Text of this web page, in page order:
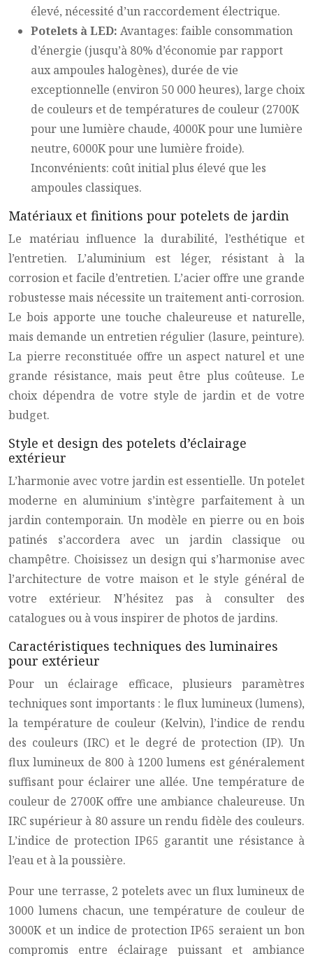
élevé, nécessité d’un raccordement électrique.
Potelets à LED: Avantages: faible consommation
d’énergie (jusqu’à 80% d’économie par rapport
aux ampoules halogènes), durée de vie
exceptionnelle (environ 50 000 heures), large choix
de couleurs et de températures de couleur (2700K
pour une lumière chaude, 4000K pour une lumière
neutre, 6000K pour une lumière froide).
Inconvénients: coût initial plus élevé que les
ampoules classiques.
Matériaux et finitions pour potelets de jardin
Le matériau influence la durabilité, l’esthétique et
l’entretien. L’aluminium est léger, résistant à la
corrosion et facile d’entretien. L’acier offre une grande
robustesse mais nécessite un traitement anti-corrosion.
Le bois apporte une touche chaleureuse et naturelle,
mais demande un entretien régulier (lasure, peinture).
La pierre reconstituée offre un aspect naturel et une
grande résistance, mais peut être plus coûteuse. Le
choix dépendra de votre style de jardin et de votre
budget.
Style et design des potelets d’éclairage
extérieur
L’harmonie avec votre jardin est essentielle. Un potelet
moderne en aluminium s’intègre parfaitement à un
jardin contemporain. Un modèle en pierre ou en bois
patinés s’accordera avec un jardin classique ou
champêtre. Choisissez un design qui s’harmonise avec
l’architecture de votre maison et le style général de
votre extérieur. N’hésitez pas à consulter des
catalogues ou à vous inspirer de photos de jardins.
Caractéristiques techniques des luminaires
pour extérieur
Pour un éclairage efficace, plusieurs paramètres
techniques sont importants : le flux lumineux (lumens),
la température de couleur (Kelvin), l’indice de rendu
des couleurs (IRC) et le degré de protection (IP). Un
flux lumineux de 800 à 1200 lumens est généralement
suffisant pour éclairer une allée. Une température de
couleur de 2700K offre une ambiance chaleureuse. Un
IRC supérieur à 80 assure un rendu fidèle des couleurs.
L’indice de protection IP65 garantit une résistance à
l’eau et à la poussière.
Pour une terrasse, 2 potelets avec un flux lumineux de
1000 lumens chacun, une température de couleur de
3000K et un indice de protection IP65 seraient un bon
compromis entre éclairage puissant et ambiance